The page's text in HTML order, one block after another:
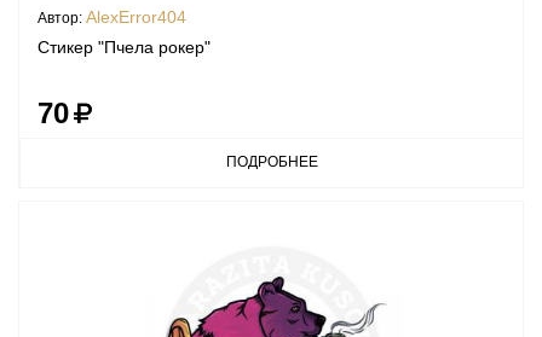
Автор: AlexError404
Стикер "Пчела рокер"
70
ПОДРОБНЕЕ